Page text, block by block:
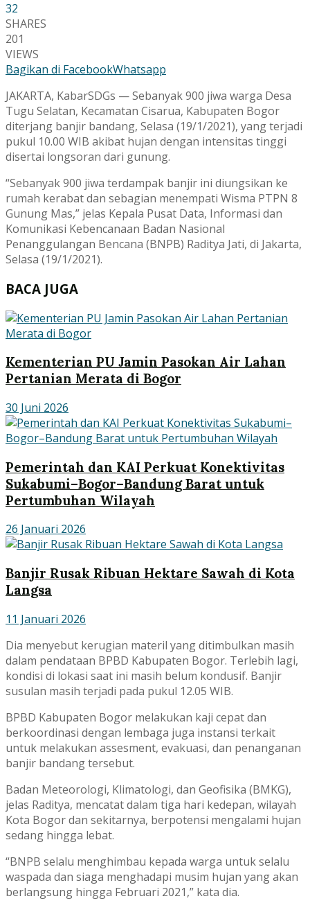
32
SHARES
201
VIEWS
Bagikan di FacebookWhatsapp
JAKARTA, KabarSDGs — Sebanyak 900 jiwa warga Desa
Tugu Selatan, Kecamatan Cisarua, Kabupaten Bogor
diterjang banjir bandang, Selasa (19/1/2021), yang terjadi
pukul 10.00 WIB akibat hujan dengan intensitas tinggi
disertai longsoran dari gunung.
“Sebanyak 900 jiwa terdampak banjir ini diungsikan ke
rumah kerabat dan sebagian menempati Wisma PTPN 8
Gunung Mas,” jelas Kepala Pusat Data, Informasi dan
Komunikasi Kebencanaan Badan Nasional
Penanggulangan Bencana (BNPB) Raditya Jati, di Jakarta,
Selasa (19/1/2021).
BACA JUGA
Kementerian PU Jamin Pasokan Air Lahan
Pertanian Merata di Bogor
30 Juni 2026
Pemerintah dan KAI Perkuat Konektivitas
Sukabumi–Bogor–Bandung Barat untuk
Pertumbuhan Wilayah
26 Januari 2026
Banjir Rusak Ribuan Hektare Sawah di Kota
Langsa
11 Januari 2026
Dia menyebut kerugian materil yang ditimbulkan masih
dalam pendataan BPBD Kabupaten Bogor. Terlebih lagi,
kondisi di lokasi saat ini masih belum kondusif. Banjir
susulan masih terjadi pada pukul 12.05 WIB.
BPBD Kabupaten Bogor melakukan kaji cepat dan
berkoordinasi dengan lembaga juga instansi terkait
untuk melakukan assesment, evakuasi, dan penanganan
banjir bandang tersebut.
Badan Meteorologi, Klimatologi, dan Geofisika (BMKG),
jelas Raditya, mencatat dalam tiga hari kedepan, wilayah
Kota Bogor dan sekitarnya, berpotensi mengalami hujan
sedang hingga lebat.
“BNPB selalu menghimbau kepada warga untuk selalu
waspada dan siaga menghadapi musim hujan yang akan
berlangsung hingga Februari 2021,” kata dia.